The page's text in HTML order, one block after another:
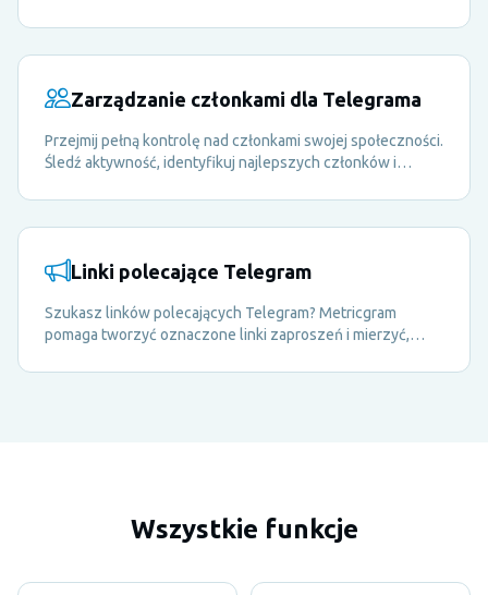
jednym panelu.
Zarządzanie członkami dla Telegrama
Przejmij pełną kontrolę nad członkami swojej społeczności.
Śledź aktywność, identyfikuj najlepszych członków i
scentralizowanego panelu.
Linki polecające Telegram
Szukasz linków polecających Telegram? Metricgram
pomaga tworzyć oznaczone linki zaproszeń i mierzyć,
do Twojej grupy.
Wszystkie funkcje